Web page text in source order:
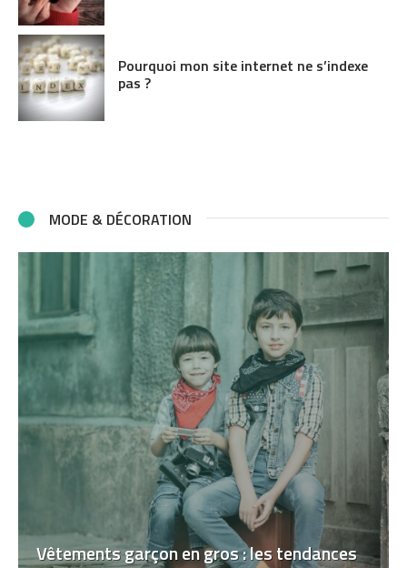
Pourquoi mon site internet ne s’indexe
pas ?
MODE & DÉCORATION
Vêtements garçon en gros : les tendances